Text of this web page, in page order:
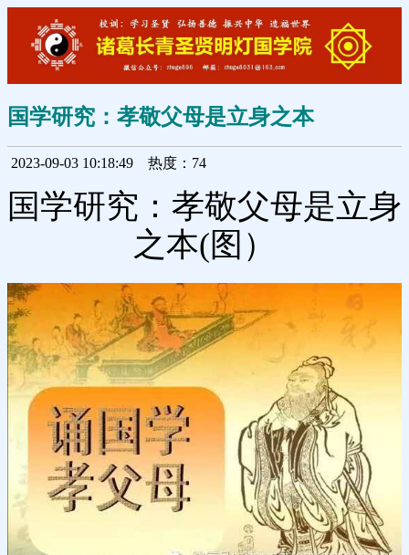
国学研究：孝敬父母是立身之本
2023-09-03 10:18:49 热度：74
国学研究：孝敬父母是立身
之本(图）